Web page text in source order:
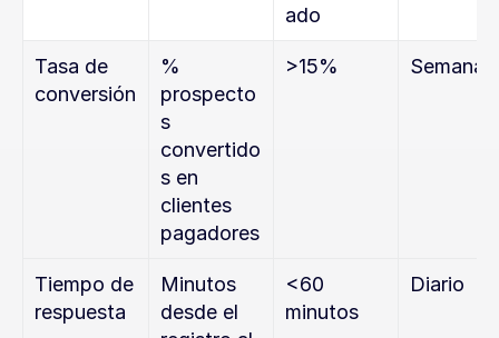
ado
Tasa de
conversión
%
prospecto
s
convertido
s en
clientes
pagadores
>15% Semanal
Tiempo de
respuesta
Minutos
desde el
<60
minutos
Diario